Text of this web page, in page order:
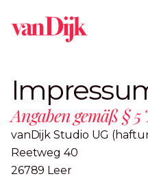
Angaben gemäß §
vanDijk Studio UG
Reetweg 40
26789 Leer